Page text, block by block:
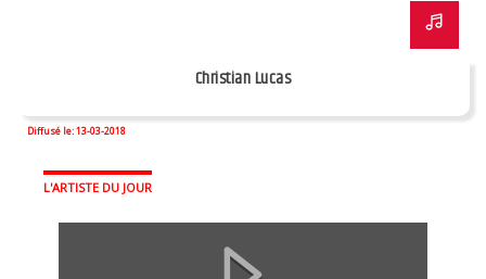
Christian Lucas
Diffusé le: 13-03-2018
L'ARTISTE DU JOUR